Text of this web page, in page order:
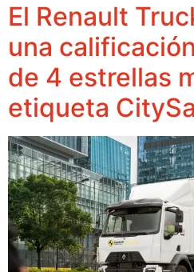
El Renault
una
de 4 estrellas
etiqueta